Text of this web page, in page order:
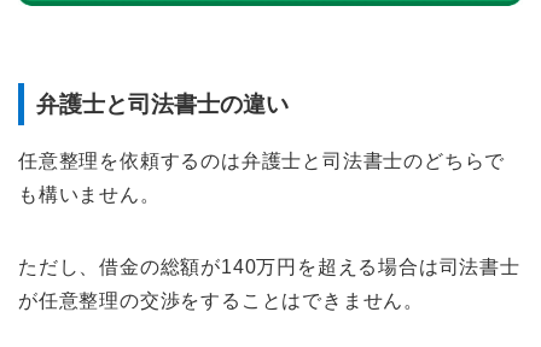
弁護士と司法書士の違い
任意整理を依頼するのは弁護士と司法書士のどちらで
も構いません。
ただし、借金の総額が140万円を超える場合は司法書士
が任意整理の交渉をすることはできません。